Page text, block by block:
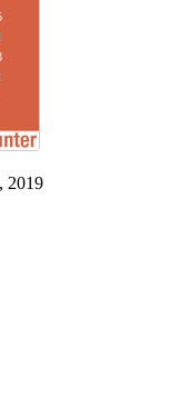
2019